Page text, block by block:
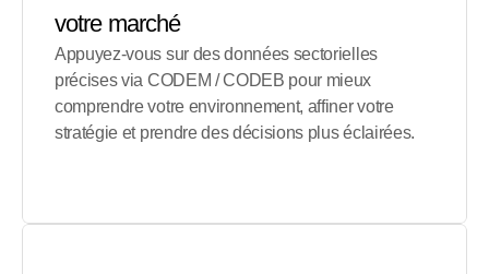
votre marché
Appuyez-vous sur des données sectorielles
précises via CODEM / CODEB pour mieux
comprendre votre environnement, affiner votre
stratégie et prendre des décisions plus éclairées.